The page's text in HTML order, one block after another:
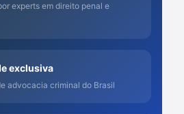
experts em direito penal e
exclusiva
advocacia criminal do Brasil